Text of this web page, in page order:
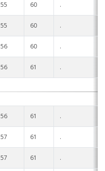
55 60 .
55 60 .
56 60 .
56 61 .
56 61 .
57 61 .
57 61 .